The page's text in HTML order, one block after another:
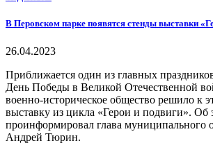
В Перовском парке появятся стенды выставки
26.04.2023
Приближается один из главных
День Победы в Великой Отечественной
военно-историческое общество решило к
выставку из цикла «Герои и подвиги». Об
проинформировал глава муниципального
Андрей Тюрин.